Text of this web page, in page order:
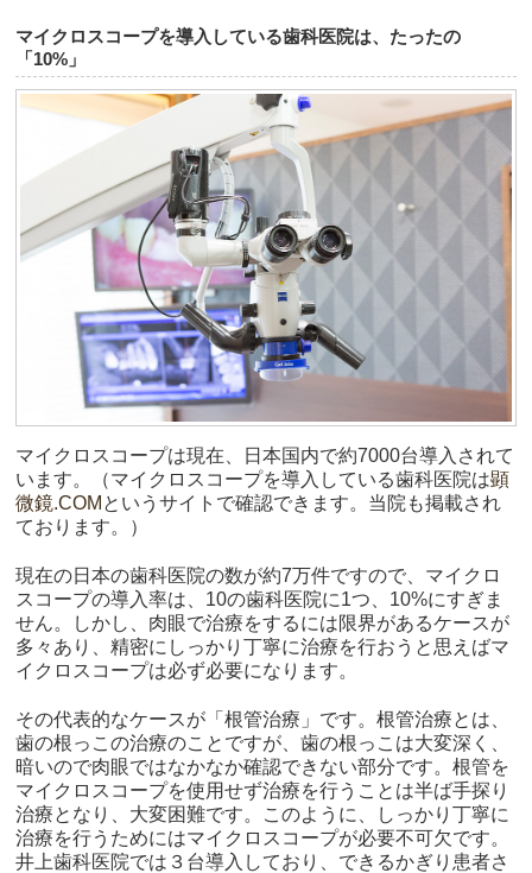
マイクロスコープを導入している歯科医院は、たったの
「10%」
マイクロスコープは現在、日本国内で約7000台導入されて
います。（マイクロスコープを導入している歯科医院は顕
微鏡.COM というサイトで確認できます。当院も掲載され
ております。）
現在の日本の歯科医院の数が約7万件ですので、マイクロ
スコープの導入率は、10の歯科医院に1つ、10%にすぎま
せん。しかし、肉眼で治療をするには限界があるケースが
多々あり、精密にしっかり丁寧に治療を行おうと思えばマ
イクロスコープは必ず必要になります。
その代表的なケースが「根管治療」です。根管治療とは、
歯の根っこの治療のことですが、歯の根っこは大変深く、
暗いので肉眼ではなかなか確認できない部分です。根管を
マイクロスコープを使用せず治療を行うことは半ば手探り
治療となり、大変困難です。このように、しっかり丁寧に
治療を行うためにはマイクロスコープが必要不可欠です。
井上歯科医院では３台導入しており、できるかぎり患者さ